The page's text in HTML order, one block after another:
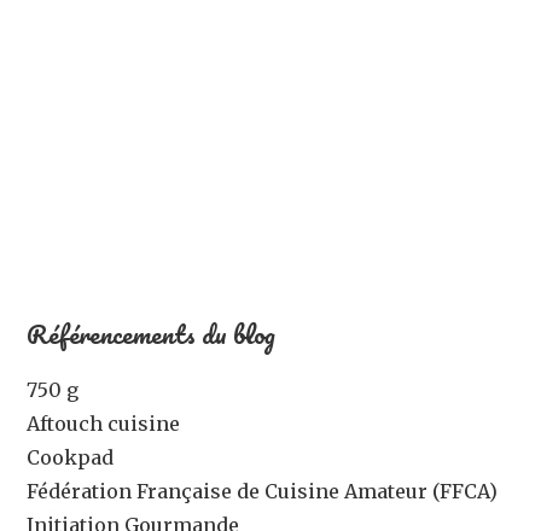
Référencements du blog
750 g
Aftouch cuisine
Cookpad
Fédération Française de Cuisine Amateur (FFCA)
Initiation Gourmande